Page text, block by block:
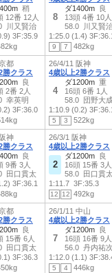
稍
12番 12人
川又賢治
3F:35.9
8
ダ1400m 良
13頭 4番 10人
58.0 川又賢
1:25.0 (1.4)
9 7 482kg
都
勝クラス
良
2番 2人
幸英明
3F:36.0
26/4/11 阪神
4歳以上2勝クラス
4
ダ1200m 重
16頭 6番 1人
58.0 団野大
1:10.9 (0.2)
5 3 522kg
神
勝クラス
良
9番 3人
田口貫太
3F:36.1
26/3/1 阪神
4歳以上2勝クラス
2
ダ1200m 良
16頭 15番 3人
58.0 田口貫
1:11.7 3F:35.3
12 12 492kg
都
勝クラス
良
15番 6人
田口貫太
3F:36.3
26/1/11 中山
4歳以上2勝クラス
7
ダ1200m 良
16頭 16番 9人
56.0 丹内祐
1:12.0 (1.1)
5 4 446kg